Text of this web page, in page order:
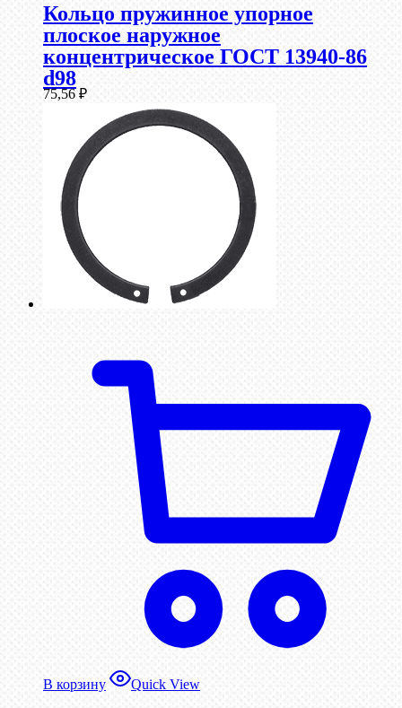
Кольцо пружинное упорное
плоское наружное
концентрическое ГОСТ 13940-86
d98
75,56₽
В корзину Quick View